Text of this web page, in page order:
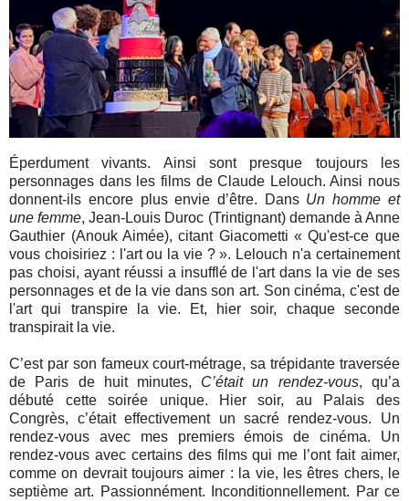
Éperdument vivants. Ainsi sont presque toujours les
personnages dans les films de Claude Lelouch. Ainsi nous
donnent-ils encore plus envie d’être. Dans Un homme et
une femme, Jean-Louis Duroc (Trintignant) demande à Anne
Gauthier (Anouk Aimée), citant Giacometti « Qu'est-ce que
vous choisiriez : l'art ou la vie ? ». Lelouch n'a certainement
pas choisi, ayant réussi a insufflé de l'art dans la vie de ses
personnages et de la vie dans son art. Son cinéma, c'est de
l'art qui transpire la vie. Et, hier soir, chaque seconde
transpirait la vie.
C’est par son fameux court-métrage, sa trépidante traversée
de Paris de huit minutes, C’était un rendez-vous, qu’a
débuté cette soirée unique. Hier soir, au Palais des
Congrès, c’était effectivement un sacré rendez-vous. Un
rendez-vous avec mes premiers émois de cinéma. Un
rendez-vous avec certains des films qui me l’ont fait aimer,
comme on devrait toujours aimer : la vie, les êtres chers, le
septième art. Passionnément. Inconditionnellement. Par ce